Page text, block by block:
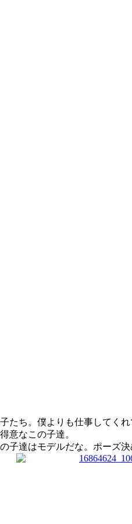
たち。僕よりも仕事してくれ
意なこの子達。
子達はモデルだな。ポーズ